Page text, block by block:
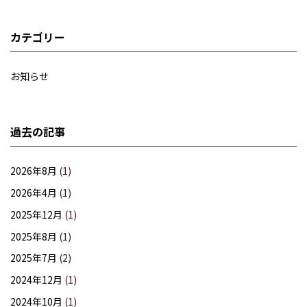
カテゴリー
お知らせ
過去の記事
2026年8月 (1)
2026年4月 (1)
2025年12月 (1)
2025年8月 (1)
2025年7月 (2)
2024年12月 (1)
2024年10月 (1)